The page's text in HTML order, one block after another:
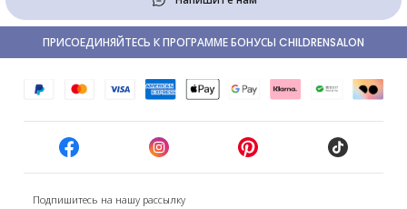
Подпишитесь на нашу рассылку
ПРИСОЕДИНЯЙТЕСЬ К ПРОГРАММЕ БОНУСЫ CHILDRENSALON